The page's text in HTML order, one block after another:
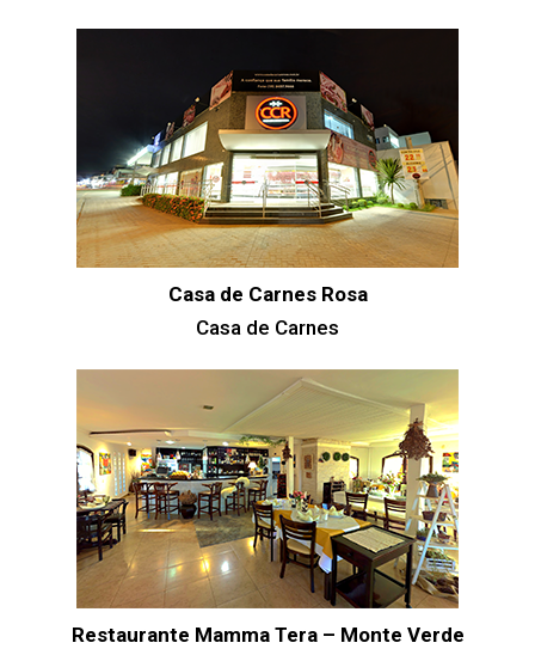
Casa de Carnes Rosa
Casa de Carnes
Restaurante Mamma Tera – Monte Verde